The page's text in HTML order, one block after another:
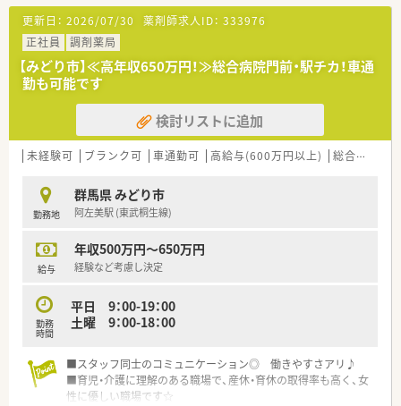
【勤務実態について】
■開局時間は土曜日を含め18時までとなっており、終業時間が
早い点が魅力です。
■年間休日が120日以上と多いため、しっかりと休みを取りなが
ら働くことができます。
■休日は日曜日と祝日に加え、シフト制の休みがあり、プライベ
ートの予定も立てやすいです。
【想定されるモデル年収】
■ご経験などにより、年収650万円程度までご相談が可能なため
■賞与は年2回支給され、昇給制度も年1回（入社月）に設定され
ている安定した待遇です。
■時間外手当などの各種手当がしっかりと支給されるため、安心
更新日： 2026/07/30 薬剤師求人ID： 333976
正社員
調剤薬局
【みどり市】≪高年収650万円！≫総合病院門前・駅チカ！車通
勤も可能です
検討リストに追加
未経験可 ブランク可 車通勤可 高給与(600万円以上) 総合科目
勤務地
群馬県 みどり市
阿左美駅 (東武桐生線)
給与
年収500万円～650万円
経験など考慮し決定
勤務
時間
平日 9：00-19：00
土曜 9：00-18：00
■スタッフ同士のコミュニケーション◎ 働きやすさアリ♪
■育児・介護に理解のある職場で、産休・育休の取得率も高く、女
性に優しい職場です☆